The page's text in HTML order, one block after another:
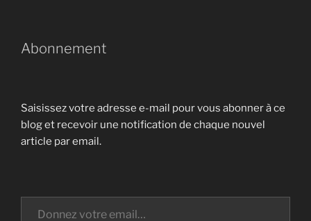
Abonnement
Saisissez votre adresse e-mail pour vous abonner à ce
blog et recevoir une notification de chaque nouvel
article par email.